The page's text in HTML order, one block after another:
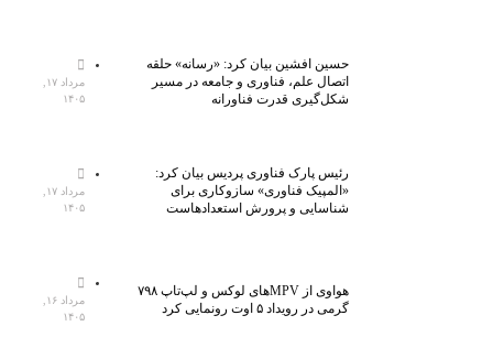
حسین افشین بیان کرد: «رسانه» حلقه
اتصال علم، فناوری و جامعه در مسیر
شکل‌گیری قدرت فناورانه
۱۴۰۵
رئیس پارک فناوری پردیس بیان کرد:
«المپیک فناوری» سازوکاری برای
شناسایی و پرورش استعدادهاست
۱۴۰۵
هواوی از MPVهای لوکس و لپ‌تاپ ۷۹۸
گرمی در رویداد ۵ اوت رونمایی کرد
۱۴۰۵